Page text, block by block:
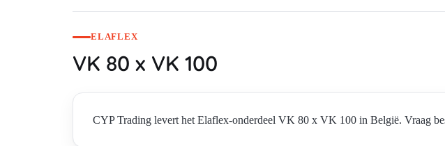
ELAFLEX
VK 80 x VK 100
CYP Trading levert het Elaflex-onderdeel VK 80 x VK 100 in België. Vraag